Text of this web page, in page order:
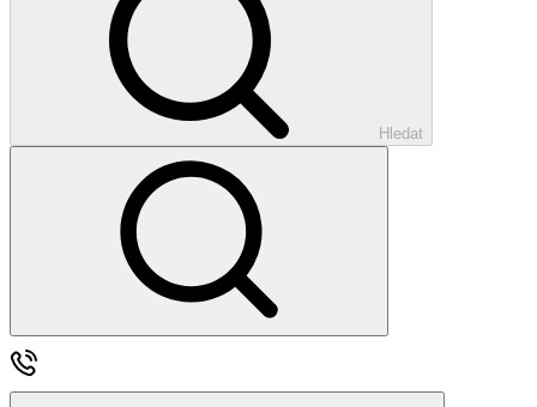
Hledat